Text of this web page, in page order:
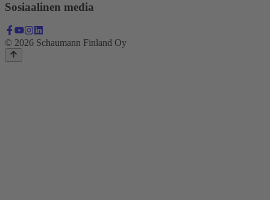
Sosiaalinen media
© 2026 Schaumann Finland Oy